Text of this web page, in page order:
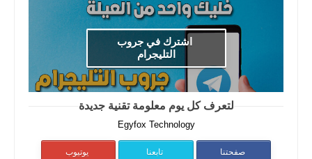
اشترك في جروب
التليجرام
لتعرف كل يوم معلومة تقنية جديدة
Egyfox Technology
صفحتنا تابعنا يوتيوب